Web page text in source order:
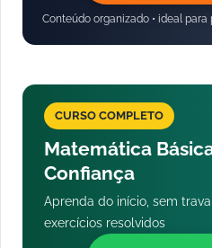
Conteúdo organizado • ideal
CURSO COMPLETO
Matemática
Confiança
Aprenda do início, sem
exercícios resolvidos